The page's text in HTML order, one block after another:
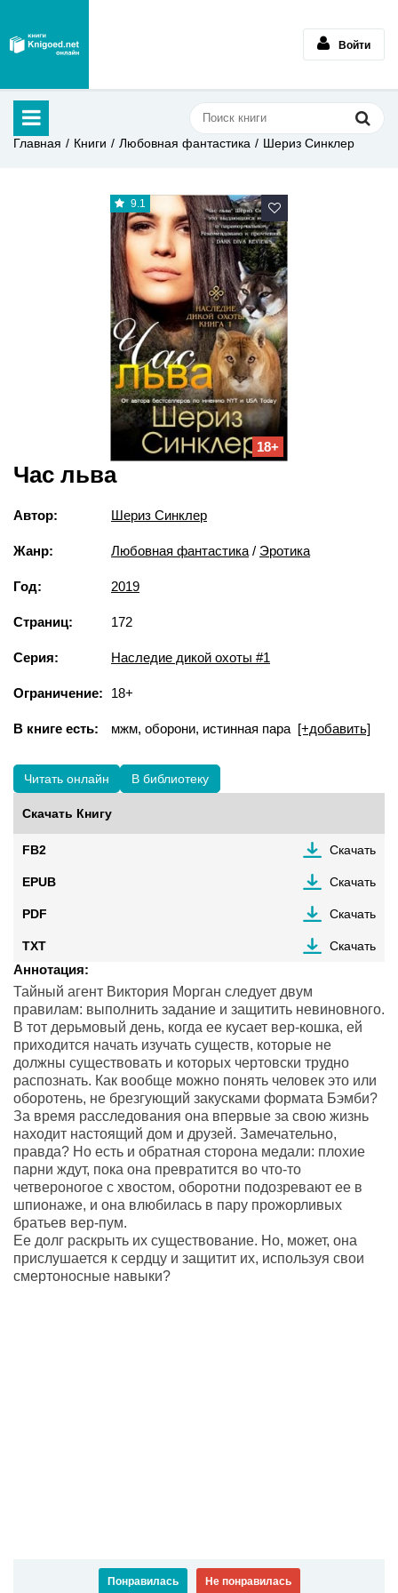
Войти
Главная Книги Любовная фантастика Шериз Синклер
9.1
18+
Час льва
Автор: Шериз Синклер
Жанр: Любовная фантастика / Эротика
Год: 2019
Страниц: 172
Серия: Наследие дикой охоты #1
Ограничение: 18+
В книге есть: мжм, оборони, истинная пара [+добавить]
Читать онлайн В библиотеку
Скачать Книгу
FB2 Скачать
EPUB Скачать
PDF Скачать
TXT Скачать
Аннотация:
Тайный агент Виктория Морган следует двум
правилам: выполнить задание и защитить невиновного.
В тот дерьмовый день, когда ее кусает вер-кошка, ей
приходится начать изучать существ, которые не
должны существовать и которых чертовски трудно
распознать. Как вообще можно понять человек это или
оборотень, не брезгующий закусками формата Бэмби?
За время расследования она впервые за свою жизнь
находит настоящий дом и друзей. Замечательно,
правда? Но есть и обратная сторона медали: плохие
парни ждут, пока она превратится во что-то
четвероногое с хвостом, оборотни подозревают ее в
шпионаже, и она влюбилась в пару прожорливых
братьев вер-пум.
Ее долг раскрыть их существование. Но, может, она
прислушается к сердцу и защитит их, используя свои
смертоносные навыки?
Понравилась Не понравилась